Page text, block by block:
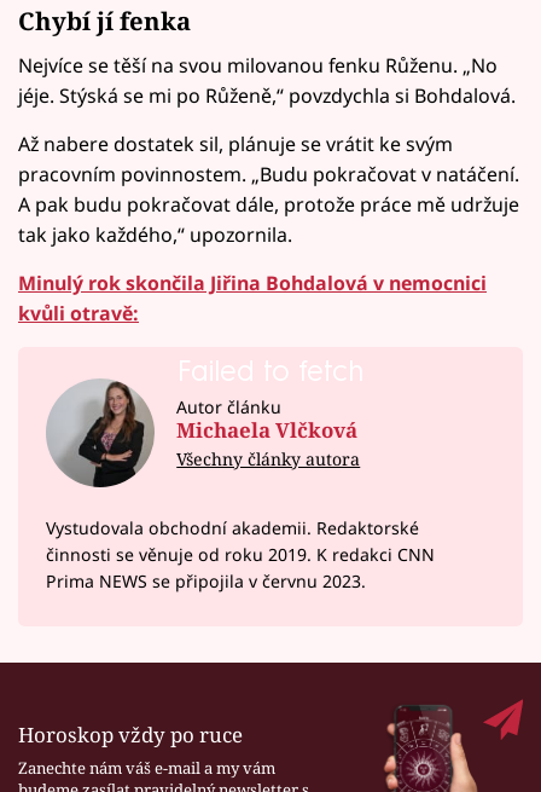
Chybí jí fenka
Nejvíce se těší na svou milovanou fenku Růženu. „No
jéje. Stýská se mi po Růženě,“ povzdychla si Bohdalová.
Až nabere dostatek sil, plánuje se vrátit ke svým
pracovním povinnostem. „Budu pokračovat v natáčení.
A pak budu pokračovat dále, protože práce mě udržuje
tak jako každého,“ upozornila.
Minulý rok skončila Jiřina Bohdalová v nemocnici
kvůli otravě:
Failed to fetch
Autor článku
Michaela Vlčková
Všechny články autora
Vystudovala obchodní akademii. Redaktorské
činnosti se věnuje od roku 2019. K redakci CNN
Prima NEWS se připojila v červnu 2023.
Horoskop vždy po ruce
Zanechte nám váš e-mail a my vám